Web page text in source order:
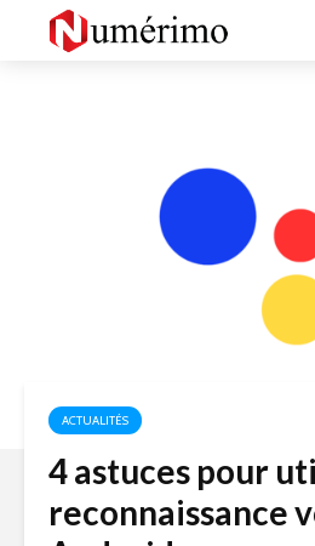
ACTUALITÉS
4 astuces pour
reconnaissance